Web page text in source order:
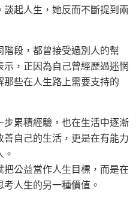
起人生，她反而不斷提到兩
階段，都曾接受過別人的幫
，正因為自己曾經歷過迷惘
些在人生路上需要支持的
累積經驗，也在生活中逐漸
自己的生活，更是在有能力
公益當作人生目標，而是在
人生的另一種價值。